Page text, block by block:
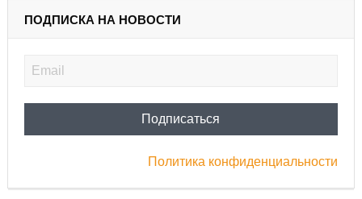
ПОДПИСКА НА НОВОСТИ
Политика конфиденциальности